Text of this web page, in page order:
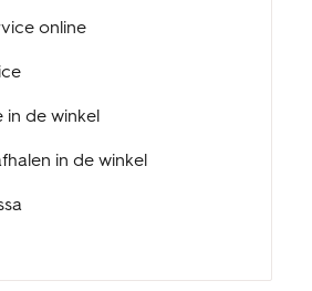
online
de winkel
in de winkel